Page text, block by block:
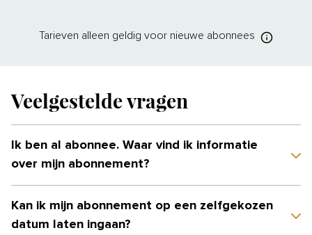
Tarieven alleen geldig voor nieuwe abonnees
Veelgestelde vragen
Ik ben al abonnee. Waar vind ik informatie
over mijn abonnement?
Kan ik mijn abonnement op een zelfgekozen
datum laten ingaan?